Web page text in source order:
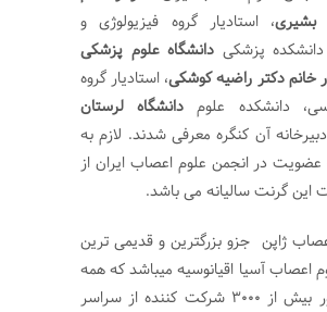
بشیری، استادیار گروه فیزیولوژی و
دانشکده پزشکی دانشگاه علوم پزشکی
خانم دکتر راضیه کوشکی، استادیار گروه
دانشکده علوم دانشگاه لرستان
آن کنگره معرفی شدند. لازم به
در انجمن علوم اعصاب ایران از
این گرنت سالیانه می باشد.
ژاپن جزو بزرگترین و قدیمی ترین
اعصاب آسیا اقیانوسیه میباشد که همه
ساله با حضور بیش از 3000 شرکت کننده از سراسر